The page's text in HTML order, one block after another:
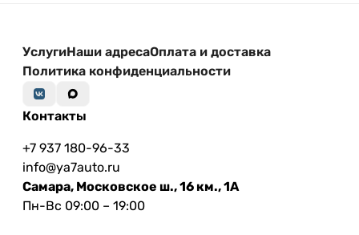
УслугиНаши адресаОплата и доставка
Политика конфиденциальности
Контакты
+7 937 180-96-33
info@ya7auto.ru
Самара, Московское ш., 16 км., 1А
Пн-Вс 09:00 – 19:00